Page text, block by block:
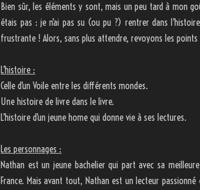
Bien sûr, les éléments y sont, mais un peu tard à mon
étais pas : je n’ai pas su (ou pu ?) rentrer dans
frustrante ! Alors, sans plus attendre, revoyons les points
L’histoire :
Celle d’un Voile entre les différents mondes.
Une histoire de livre dans le livre.
L’histoire d’un jeune home qui donne vie à ses lectures.
Les personnages :
Nathan est un jeune bachelier qui part avec sa
France. Mais avant tout, Nathan est un lecteur